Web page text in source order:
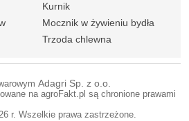
Kurnik
Mocznik w żywieniu bydła
Trzoda chlewna
Adagri Sp. z o.o.
na agroFakt.pl są chronione prawami
r. Wszelkie prawa zastrzeżone.